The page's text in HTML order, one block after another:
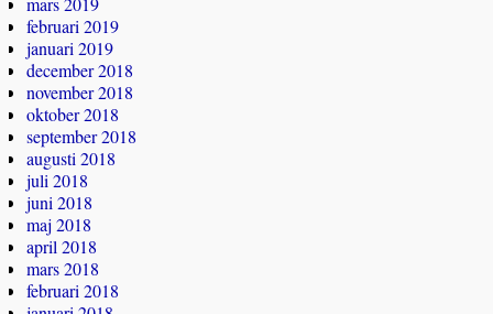
februari 2019
januari 2019
december 2018
november 2018
oktober 2018
september 2018
augusti 2018
juli 2018
juni 2018
maj 2018
april 2018
mars 2018
februari 2018